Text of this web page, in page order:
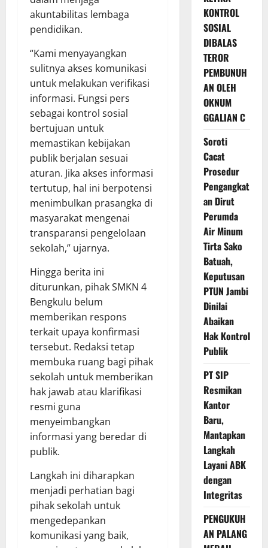
akuntabilitas lembaga
pendidikan.
“Kami menyayangkan
sulitnya akses komunikasi
untuk melakukan verifikasi
informasi. Fungsi pers
sebagai kontrol sosial
bertujuan untuk
memastikan kebijakan
publik berjalan sesuai
aturan. Jika akses informasi
tertutup, hal ini berpotensi
menimbulkan prasangka di
masyarakat mengenai
transparansi pengelolaan
sekolah,” ujarnya.
Hingga berita ini
diturunkan, pihak SMKN 4
Bengkulu belum
memberikan respons
terkait upaya konfirmasi
tersebut. Redaksi tetap
membuka ruang bagi pihak
sekolah untuk memberikan
hak jawab atau klarifikasi
resmi guna
menyeimbangkan
informasi yang beredar di
publik.
Langkah ini diharapkan
menjadi perhatian bagi
pihak sekolah untuk
mengedepankan
komunikasi yang baik,
KONTROL
SOSIAL
DIBALAS
TEROR
PEMBUNUH
AN OLEH
OKNUM
GGALIAN C
Soroti
Cacat
Prosedur
Pengangkat
an Dirut
Perumda
Air Minum
Tirta Sako
Batuah,
Keputusan
PTUN Jambi
Dinilai
Abaikan
Hak Kontrol
Publik
PT SIP
Resmikan
Kantor
Baru,
Mantapkan
Langkah
Layani ABK
dengan
Integritas
PENGUKUH
AN PALANG